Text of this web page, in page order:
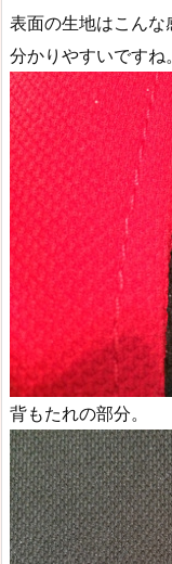
表面の生地はこんな
分かりやすいですね。
背もたれの部分。